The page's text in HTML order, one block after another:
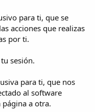
para ti, que se
acciones que realizas
por ti.
sesión.
para ti, que nos
al software
a otra.